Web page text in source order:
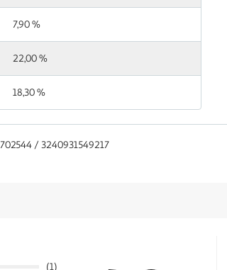
7,90 %
22,00 %
18,30 %
702544 / 3240931549217
(1)